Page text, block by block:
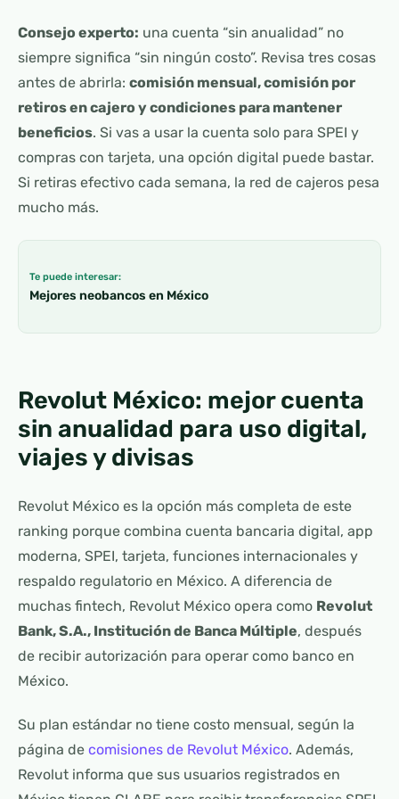
Consejo experto: una cuenta “sin anualidad” no
siempre significa “sin ningún costo”. Revisa tres cosas
antes de abrirla: comisión mensual, comisión por
retiros en cajero y condiciones para mantener
beneficios. Si vas a usar la cuenta solo para SPEI y
compras con tarjeta, una opción digital puede bastar.
Si retiras efectivo cada semana, la red de cajeros pesa
mucho más.
Te puede interesar:
Mejores neobancos en México
Revolut México: mejor cuenta
sin anualidad para uso digital,
viajes y divisas
Revolut México es la opción más completa de este
ranking porque combina cuenta bancaria digital, app
moderna, SPEI, tarjeta, funciones internacionales y
respaldo regulatorio en México. A diferencia de
muchas fintech, Revolut México opera como Revolut
Bank, S.A., Institución de Banca Múltiple, después
de recibir autorización para operar como banco en
México.
Su plan estándar no tiene costo mensual, según la
página de comisiones de Revolut México. Además,
Revolut informa que sus usuarios registrados en